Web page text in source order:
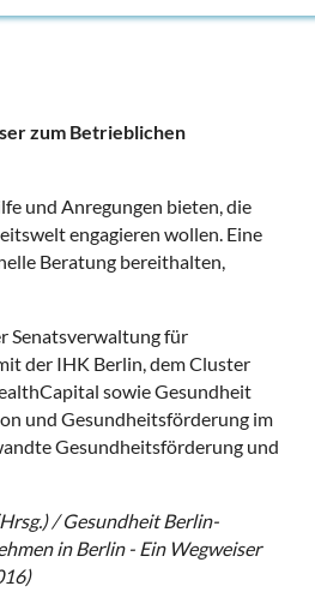
zum Betrieblichen
und Anregungen bieten, die
engagieren wollen. Eine
Beratung bereithalten,
Senatsverwaltung für
der IHK Berlin, dem Cluster
sowie Gesundheit
und Gesundheitsförderung im
Gesundheitsförderung und
/ Gesundheit Berlin-
in Berlin - Ein Wegweiser